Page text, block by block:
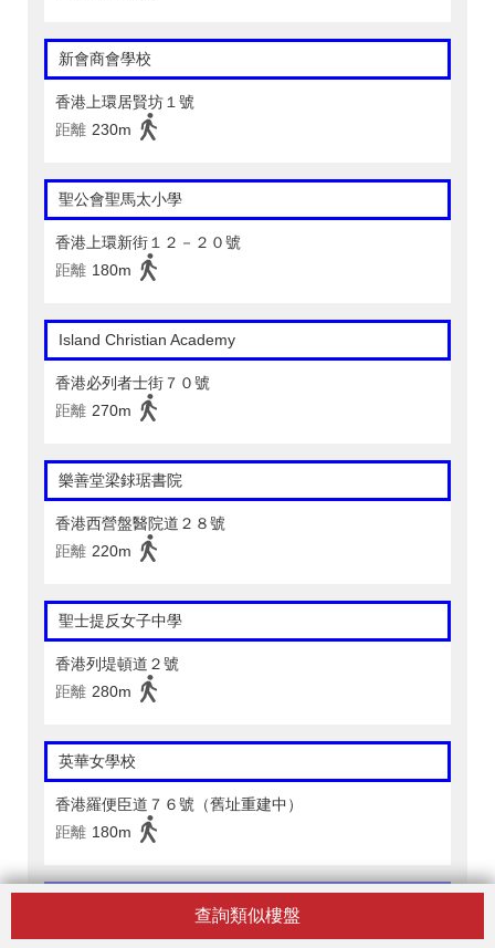
查詢類似樓盤
新會商會學校
香港上環居賢坊１號
距離 230m
聖公會聖馬太小學
香港上環新街１２－２０號
距離 180m
Island Christian Academy
香港必列者士街７０號
距離 270m
樂善堂梁銶琚書院
香港西營盤醫院道２８號
距離 220m
聖士提反女子中學
香港列堤頓道２號
距離 280m
英華女學校
香港羅便臣道７６號（舊址重建中）
距離 180m